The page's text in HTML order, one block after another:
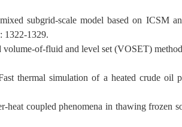
subgrid-scale model based on ICSM
1322-1329.
of-fluid and level set (VOSET)
thermal simulation of a heated crude oil
heat coupled phenomena in thawing frozen